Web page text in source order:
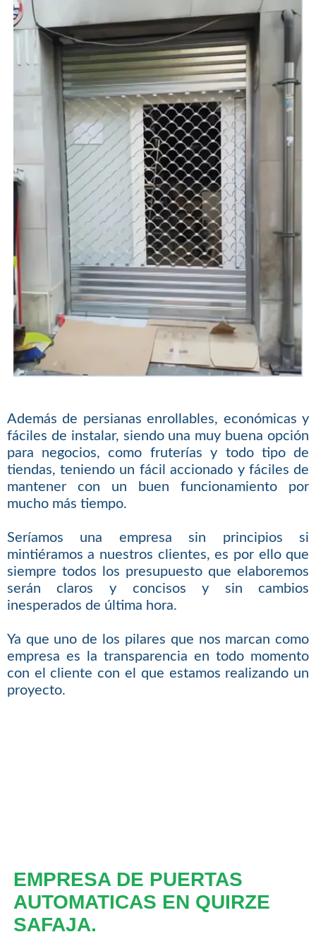
Además de persianas enrollables, económicas y
fáciles de instalar, siendo una muy buena opción
para negocios, como fruterías y todo tipo de
tiendas, teniendo un fácil accionado y fáciles de
mantener con un buen funcionamiento por
mucho más tiempo.
Seríamos una empresa sin principios si
mintiéramos a nuestros clientes, es por ello que
siempre todos los presupuesto que elaboremos
serán claros y concisos y sin cambios
inesperados de última hora.
Ya que uno de los pilares que nos marcan como
empresa es la transparencia en todo momento
con el cliente con el que estamos realizando un
proyecto.
EMPRESA DE PUERTAS
AUTOMATICAS EN QUIRZE
SAFAJA.